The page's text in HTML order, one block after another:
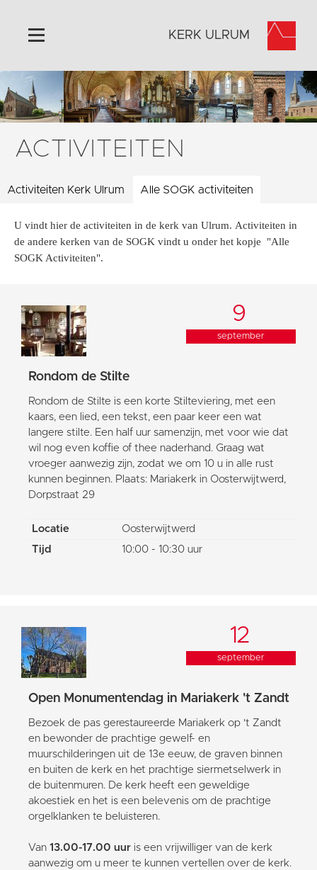
Home
Algemeen
Historie
Activiteiten
Contact
Vaktaal
KERK ULRUM
ACTIVITEITEN
Activiteiten Kerk Ulrum Alle SOGK activiteiten
U vindt hier de activiteiten in de kerk van Ulrum. Activiteiten in
de andere kerken van de SOGK vindt u onder het kopje "Alle
SOGK Activiteiten".
9
september
Rondom de Stilte
Rondom de Stilte is een korte Stilteviering, met een
kaars, een lied, een tekst, een paar keer een wat
langere stilte. Een half uur samenzijn, met voor wie dat
wil nog even koffie of thee naderhand. Graag wat
vroeger aanwezig zijn, zodat we om 10 u in alle rust
kunnen beginnen. Plaats: Mariakerk in Oosterwijtwerd,
Dorpstraat 29
Locatie
Oosterwijtwerd
Tijd
10:00 - 10:30 uur
12
september
Open Monumentendag in Mariakerk 't Zandt
Bezoek de pas gerestaureerde Mariakerk op 't Zandt
en bewonder de prachtige gewelf- en
muurschilderingen uit de 13e eeuw, de graven binnen
en buiten de kerk en het prachtige siermetselwerk in
de buitenmuren. De kerk heeft een geweldige
akoestiek en het is een belevenis om de prachtige
orgelklanken te beluisteren.
Van 13.00-17.00 uur is een vrijwilliger van de kerk
aanwezig om u meer te kunnen vertellen over de kerk.